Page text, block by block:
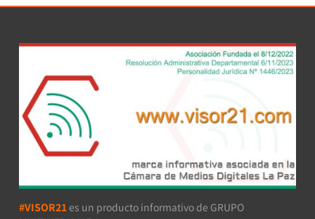
#VISOR21 es un producto informativo de GRUPO